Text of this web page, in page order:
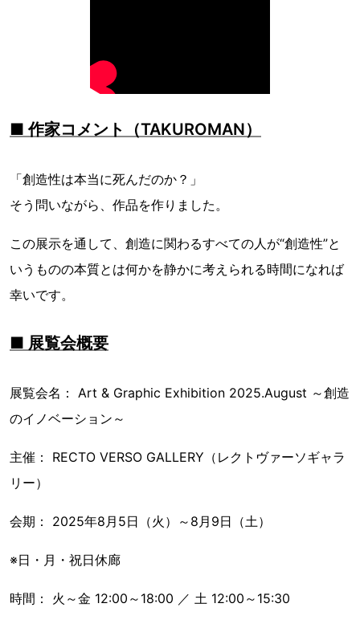
■ 作家コメント（TAKUROMAN）
「創造性は本当に死んだのか？」
そう問いながら、作品を作りました。
この展示を通して、創造に関わるすべての人が“創造性”と
いうものの本質とは何かを静かに考えられる時間になれば
幸いです。
■ 展覧会概要
展覧会名： Art & Graphic Exhibition 2025.August ～創造
のイノベーション～
主催： RECTO VERSO GALLERY（レクトヴァーソギャラ
リー）
会期： 2025年8月5日（火）～8月9日（土）
※日・月・祝日休廊
時間： 火～金 12:00～18:00 ／ 土 12:00～15:30